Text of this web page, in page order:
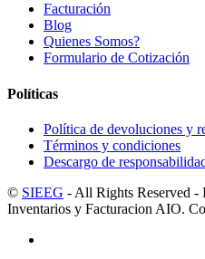
Facturación
Blog
Quienes Somos?
Formulario de Cotización
Políticas
Política de devoluciones y
Términos y condiciones
Descargo de
© SIEEG - All Rights Reserved -
Inventarios y Facturacion AIO.